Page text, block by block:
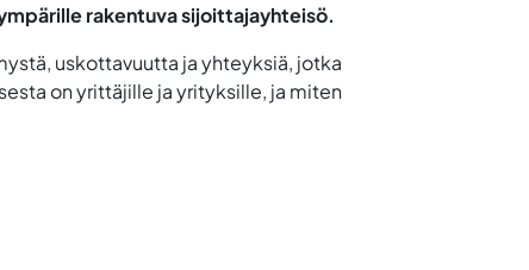
rakentuva sijoittajayhteisö.
uskottavuutta ja yhteyksiä, jotka
on yrittäjille ja yrityksille, ja miten